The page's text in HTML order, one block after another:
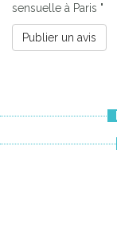
sensuelle à Paris "
Publier un avis